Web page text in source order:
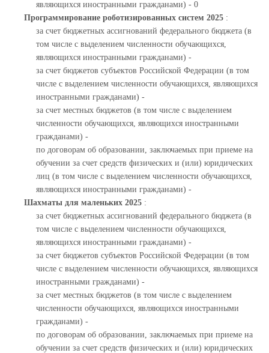
являющихся иностранными гражданами) - 0
Программирование роботизированных систем 2025 :
за счет бюджетных ассигнований федерального бюджета (в
том числе с выделением численности обучающихся,
являющихся иностранными гражданами) -
за счет бюджетов субъектов Российской Федерации (в том
числе с выделением численности обучающихся, являющихся
иностранными гражданами) -
за счет местных бюджетов (в том числе с выделением
численности обучающихся, являющихся иностранными
гражданами) -
по договорам об образовании, заключаемых при приеме на
обучении за счет средств физических и (или) юридических
лиц (в том числе с выделением численности обучающихся,
являющихся иностранными гражданами) -
Шахматы для маленьких 2025 :
за счет бюджетных ассигнований федерального бюджета (в
том числе с выделением численности обучающихся,
являющихся иностранными гражданами) -
за счет бюджетов субъектов Российской Федерации (в том
числе с выделением численности обучающихся, являющихся
иностранными гражданами) -
за счет местных бюджетов (в том числе с выделением
численности обучающихся, являющихся иностранными
гражданами) -
по договорам об образовании, заключаемых при приеме на
обучении за счет средств физических и (или) юридических